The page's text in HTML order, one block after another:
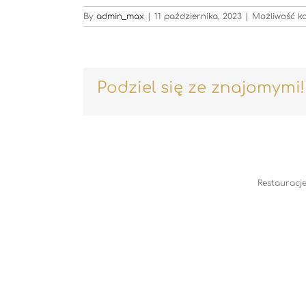
By admin_max | 11 października, 2023 | Możliwość
Podziel się ze znajomymi!